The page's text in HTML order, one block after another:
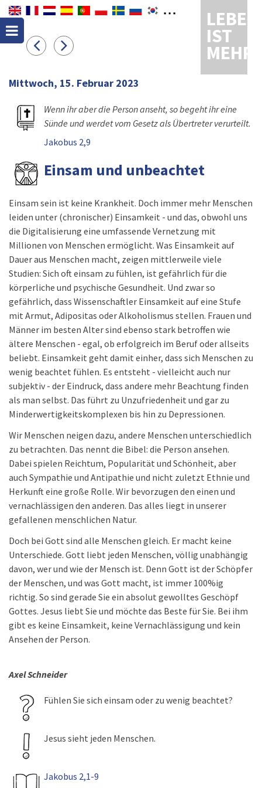
LEBEN
IST
MEHR
Mittwoch, 15. Februar 2023
Wenn ihr aber die Person anseht, so begeht ihr eine
Sünde und werdet vom Gesetz als Übertreter verurteilt.
Jakobus 2,9
Einsam und unbeachtet
Einsam sein ist keine Krankheit. Doch immer mehr Menschen
leiden unter (chronischer) Einsamkeit - und das, obwohl uns
die Digitalisierung eine umfassende Vernetzung mit
Millionen von Menschen ermöglicht. Was Einsamkeit auf
Dauer aus Menschen macht, zeigen mittlerweile viele
Studien: Sich oft einsam zu fühlen, ist gefährlich für die
körperliche und psychische Gesundheit. Und zwar so
gefährlich, dass Wissenschaftler Einsamkeit auf eine Stufe
mit Armut, Adipositas oder Alkoholismus stellen. Frauen und
Männer im besten Alter sind ebenso stark betroffen wie
ältere Menschen - egal, ob erfolgreich im Beruf oder allseits
beliebt. Einsamkeit geht damit einher, dass sich Menschen zu
wenig beachtet fühlen. Es entsteht - vielleicht auch nur
subjektiv - der Eindruck, dass andere mehr Beachtung finden
als man selbst. Das führt zu Unzufriedenheit und gar zu
Minderwertigkeitskomplexen bis hin zu Depressionen.
Wir Menschen neigen dazu, andere Menschen unterschiedlich
zu betrachten. Das nennt die Bibel: die Person ansehen.
Dabei spielen Reichtum, Popularität und Schönheit, aber
auch Sympathie und Antipathie und nicht zuletzt Ethnie und
Herkunft eine große Rolle. Wir bevorzugen den einen und
vernachlässigen den anderen. Das alles liegt in unserer
gefallenen menschlichen Natur.
Doch bei Gott sind alle Menschen gleich. Er macht keine
Unterschiede. Gott liebt jeden Menschen, völlig unabhängig
davon, wer und wie der Mensch ist. Denn Gott ist der Schöpfer
der Menschen, und was Gott macht, ist immer 100%ig
richtig. So sind gerade Sie ein absolut gewolltes Geschöpf
Gottes. Jesus liebt Sie und möchte das Beste für Sie. Bei ihm
gibt es keine Einsamkeit, keine Vernachlässigung und kein
Ansehen der Person.
Axel Schneider
Fühlen Sie sich einsam oder zu wenig beachtet?
Jesus sieht jeden Menschen.
Jakobus 2,1-9